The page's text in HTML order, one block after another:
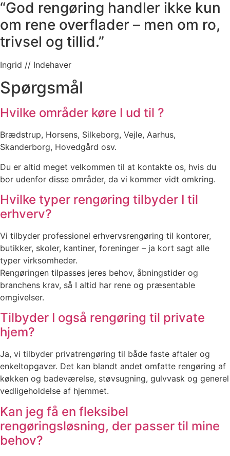
“God rengøring handler ikke kun
om rene overflader – men om ro,
trivsel og tillid.”
Ingrid // Indehaver
Spørgsmål
Hvilke områder køre I ud til ?
Brædstrup, Horsens, Silkeborg, Vejle, Aarhus,
Skanderborg, Hovedgård osv.
Du er altid meget velkommen til at kontakte os, hvis du
bor udenfor disse områder, da vi kommer vidt omkring.
Hvilke typer rengøring tilbyder I til
erhverv?
Vi tilbyder professionel erhvervsrengøring til kontorer,
butikker, skoler, kantiner, foreninger – ja kort sagt alle
typer virksomheder.
Rengøringen tilpasses jeres behov, åbningstider og
branchens krav, så I altid har rene og præsentable
omgivelser.
Tilbyder I også rengøring til private
hjem?
Ja, vi tilbyder privatrengøring til både faste aftaler og
enkeltopgaver. Det kan blandt andet omfatte rengøring af
køkken og badeværelse, støvsugning, gulvvask og generel
vedligeholdelse af hjemmet.
Kan jeg få en fleksibel
rengøringsløsning, der passer til mine
behov?